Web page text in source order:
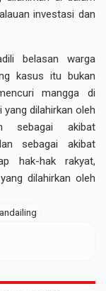
investasi dan
belasan warga
kasus itu bukan
mangga di
yang dilahirkan oleh
sebagai akibat
sebagai akibat
hak-hak rakyat,
dilahirkan oleh